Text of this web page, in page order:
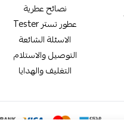
نصائح عطرية
عطور تستر Tester
الاسئلة الشائعة
التوصيل والاستلام
التغليف والهدايا